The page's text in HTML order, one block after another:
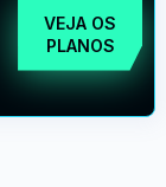
VEJA OS
PLANOS